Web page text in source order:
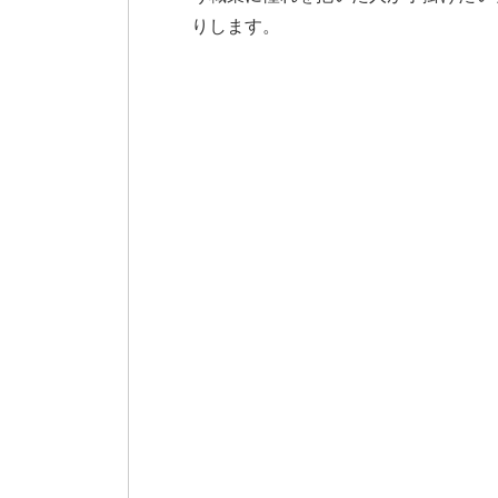
りします。